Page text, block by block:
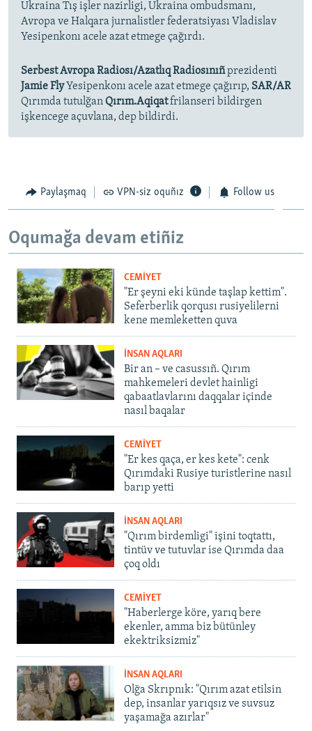
Ukraina Tış işler nazirligi, Ukraina ombudsmanı,
Avropa ve Halqara jurnalistler federatsiyası Vladislav
Yesipenkonı acele azat etmege çağırdı.
Serbest Avropa Radiosı/Azatlıq Radiosınıñprezidenti
Jamie FlyYesipenkonı acele azat etmege çağırıp, SAR/AR
Qırımda tutulğanQırım.Aqiqatfrilanseri bildirgen
işkencege açuvlana, dep bildirdi.
Paylaşmaq VPN-siz oquñız Follow us
Oqumağa devam etiñiz
CEMİYET
"Er şeyni eki künde taşlap kettim".
Seferberlik qorqusı rusiyelilerni
kene memleketten quva
İNSAN AQLARI
Bir an – ve casussıñ. Qırım
mahkemeleri devlet hainligi
qabaatlavlarını daqqalar içinde
nasıl baqalar
CEMİYET
"Er kes qaça, er kes kete": cenk
Qırımdaki Rusiye turistlerine nasıl
barıp yetti
İNSAN AQLARI
"Qırım birdemligi" işini toqtattı,
tintüv ve tutuvlar ise Qırımda daa
çoq oldı
CEMİYET
"Haberlerge köre, yarıq bere
ekenler, amma biz bütünley
ekektriksizmiz"
İNSAN AQLARI
Olğa Skrıpnık: "Qırım azat etilsin
dep, insanlar yarıqsız ve suvsuz
yaşamağa azırlar"